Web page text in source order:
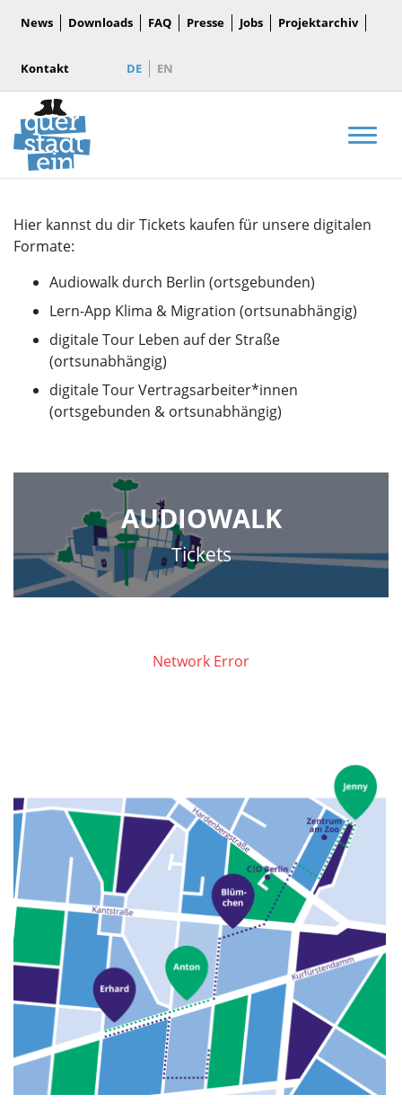
News Downloads FAQ Presse Jobs Projektarchiv
Kontakt DE EN
Hier kannst du dir Tickets kaufen für unsere digitalen
Formate:
Audiowalk durch Berlin (ortsgebunden)
Lern-App Klima & Migration (ortsunabhängig)
digitale Tour Leben auf der Straße
(ortsunabhängig)
digitale Tour Vertragsarbeiter*innen
(ortsgebunden & ortsunabhängig)
AUDIOWALK
Tickets
Network Error